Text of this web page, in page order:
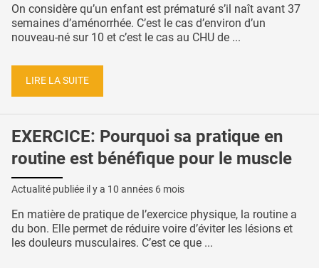
On considère qu’un enfant est prématuré s’il naît avant 37
semaines d’aménorrhée. C’est le cas d’environ d’un
nouveau-né sur 10 et c’est le cas au CHU de ...
LIRE LA SUITE
EXERCICE: Pourquoi sa pratique en
routine est bénéfique pour le muscle
Actualité publiée il y a 10 années 6 mois
En matière de pratique de l’exercice physique, la routine a
du bon. Elle permet de réduire voire d’éviter les lésions et
les douleurs musculaires. C’est ce que ...